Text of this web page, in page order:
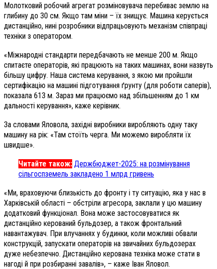
Молотковий робочий агрегат розміновувача перебиває землю на
глибину до 30 см. Якщо там міни – їх знищує. Машина керується
дистанційно, нині розробники відпрацьовують механізм співпраці
техніки з оператором.
«Міжнародні стандарти передбачають не менше 200 м. Якщо
спитаєте операторів, які працюють на таких машинах, вони назвуть
більшу цифру. Наша система керування, з якою ми пройшли
сертифікацію на машині підготування ґрунту (для роботи саперів),
показала 613 м. Зараз ми працюємо над збільшенням до 1 км
дальності керування», каже керівник.
За словами Яловола, західні виробники виробляють одну таку
машину на рік: «Там стоїть черга. Ми можемо виробляти їх
швидше».
Читайте також: Держбюджет-2025: на розмінування
сільгоспземель закладено 1 млрд гривень
«Ми, враховуючи близькість до фронту і ту ситуацію, яка у нас в
Харківській області – обстріли агресора, заклали у цю машину
додатковий функціонал. Вона може застосовуватися як
дистанційно керований бульдозер, а також фронтальний
навантажувач. При влучаннях у будинки, коли можливі обвали
конструкцій, запускати операторів на звичайних бульдозерах
дуже небезпечно. Дистанційно керована техніка може стати в
нагоді й при розбиранні завалів», – каже Іван Яловол.